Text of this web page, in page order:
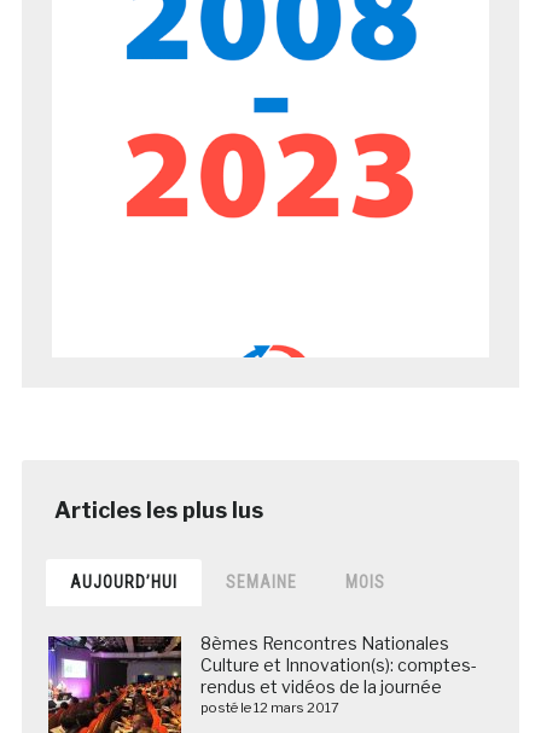
AUJOURD’HUI SEMAINE MOIS
8èmes Rencontres Nationales
Culture et Innovation(s): comptes-
rendus et vidéos de la journée
posté le 12 mars 2017